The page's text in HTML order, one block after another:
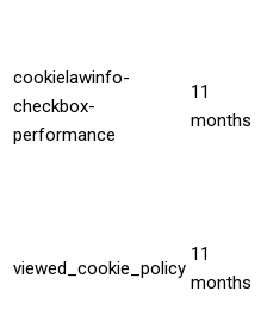
cookielawinfo-
checkbox-
performance
11
months
viewed_cookie_policy
11
months